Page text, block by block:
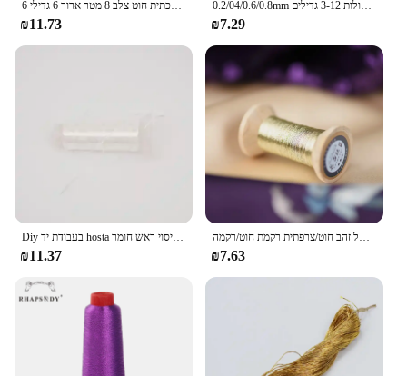
₪11.73
0.2/04/0.6/0.8mm מתכתי רקמה סרוגה סריגת חוט תפר צלב חוט מתכתי אשכולות רקמת אשכולות 3-12 גדילים
₪7.29
₪11.37 ₪7.63